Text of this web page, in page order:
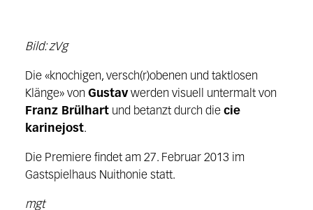
Bild: zVg
Die «knochigen, versch(r)obenen und taktlosen
Klänge» von Gustavwerden visuell untermalt von
Franz Brülhartund betanzt durch die cie
karinejost.
Die Premiere findet am 27. Februar 2013 im
Gastspielhaus Nuithonie statt.
mgt